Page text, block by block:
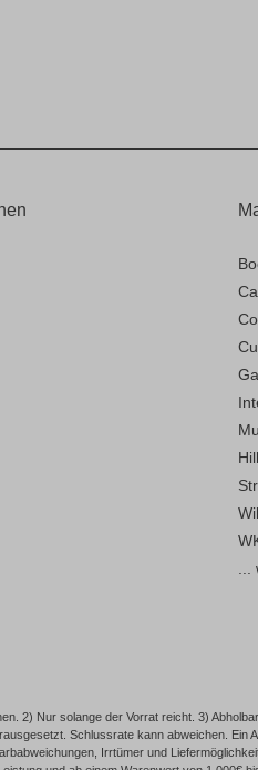
2) Nur solange der Vorrat reicht. 3)
Schlussrate kann abweichen. Ein
Irrtümer und